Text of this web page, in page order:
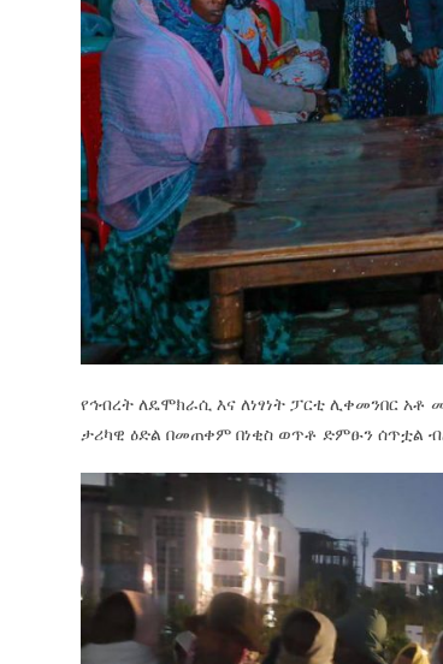
የኅብረት ለዴሞክራሲ እና ለነፃነት ፓርቲ ሊቀመንበር
ታሪካዊ ዕድል በመጠቀም በነቂስ ወጥቶ ድምፁን ሰጥቷል